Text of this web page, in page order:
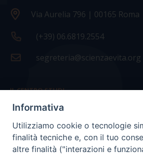
Via Aurelia 796 | 00165 Roma
(+39) 06.6819.2554
segreteria@scienzaevita.org
IL CENTRO STUDI
La nostra storia
Statuto
Presidenza e ufficio presidenza
Informativa
Utilizziamo cookie o tecnologie
finalità tecniche e, con il tuo
altre finalità ("interazioni e